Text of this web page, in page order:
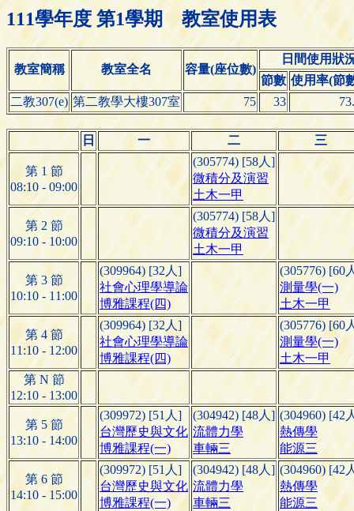
111學年度 第1學期 教室使用表
教室簡稱 教室全名 容量(座位數)
日間使用狀
節數 使用率(節
二教307(e) 第二教學大樓307室 75 33
日 一 二 三
第 1 節
08:10 - 09:00
(305774) [58人]
微積分及演習
土木一甲
第 2 節
09:10 - 10:00
(305774) [58人]
微積分及演習
土木一甲
第 3 節
10:10 - 11:00
(309964) [32人]
社會心理學導論
博雅課程(四)
(305776) [60
測量學(一)
土木一甲
第 4 節
11:10 - 12:00
(309964) [32人]
社會心理學導論
博雅課程(四)
(305776) [60
測量學(一)
土木一甲
第 N 節
12:10 - 13:00
第 5 節
13:10 - 14:00
(309972) [51人]
台灣歷史與文化
博雅課程(一)
(304942) [48人]
流體力學
車輛三
(304960) [42
熱傳學
能源三
第 6 節
14:10 - 15:00
(309972) [51人]
台灣歷史與文化
博雅課程(一)
(304942) [48人]
流體力學
車輛三
(304960) [42
熱傳學
能源三